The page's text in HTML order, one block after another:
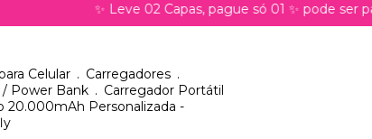
✨ Leve 02 Capas, pague só 01 ✨ pode ser para
Celular . Carregadores .
Power Bank . Carregador Portátil
20.000mAh Personalizada -